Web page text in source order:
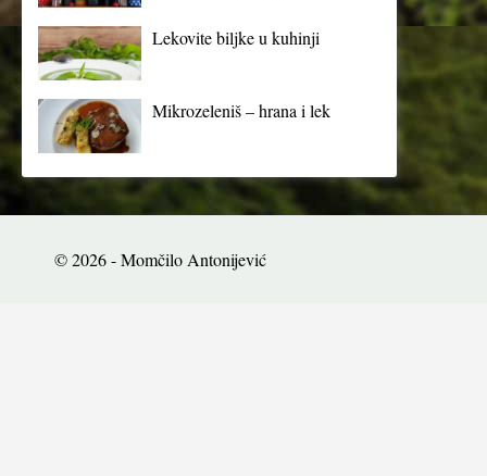
Lekovite biljke u kuhinji
Mikrozeleniš – hrana i lek
© 2026 - Momčilo Antonijević